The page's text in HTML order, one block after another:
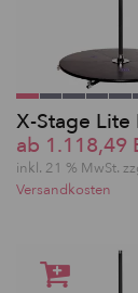
X-Stage Lite
ab 1.118,49
inkl. 21 % MwSt.
Versandkosten